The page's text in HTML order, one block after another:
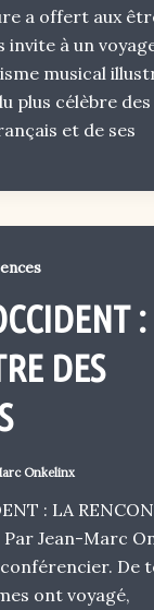
a offert aux
invite à un
musical
plus célèbre des
et de ses
DES
Onkelinx
: LA
Par Jean-Marc
De
ont voyagé,